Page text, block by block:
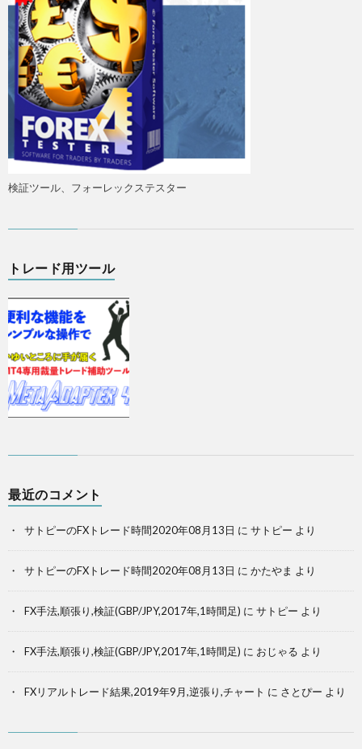
検証ツール、フォーレックステスター
トレード用ツール
最近のコメント
サトピーのFXトレード時間2020年08月13日 に サトピー より
サトピーのFXトレード時間2020年08月13日 に かたやま より
FX手法,順張り,検証(GBP/JPY,2017年,1時間足) に サトピー より
FX手法,順張り,検証(GBP/JPY,2017年,1時間足) に おじゃる より
FXリアルトレード結果,2019年9月,逆張り,チャート に さとぴー より